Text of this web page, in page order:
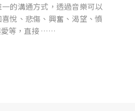
的溝通方式，透過音樂可以
悅、悲傷、興奮、渴望、憤
愛等，直接 ……